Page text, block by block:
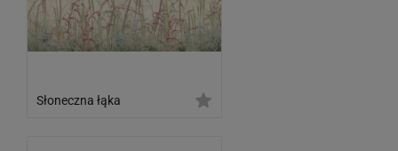
Słoneczna łąka